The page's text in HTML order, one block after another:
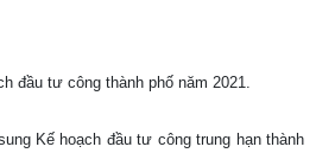
đầu tư công thành phố năm 2021.
Kế hoạch đầu tư công trung hạn thành